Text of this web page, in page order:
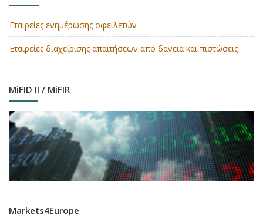
Εταιρείες ενημέρωσης οφειλετών
Εταιρείες διαχείρισης απαιτήσεων από δάνεια και πιστώσεις
MiFID II / MiFIR
Markets4Europe